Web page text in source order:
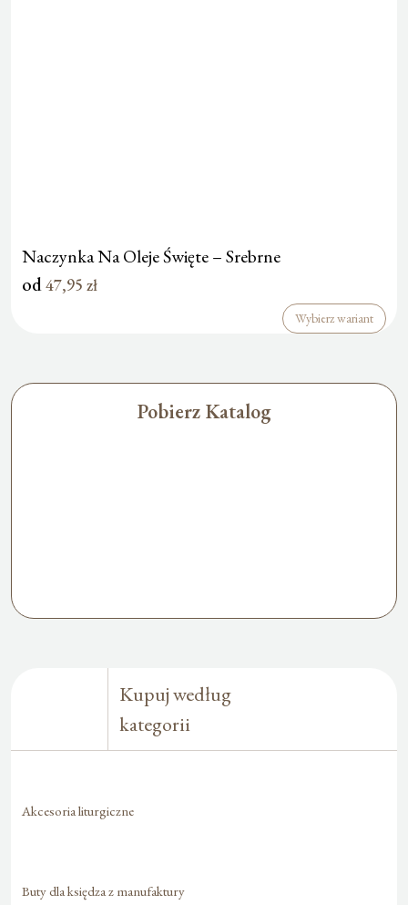
Naczynka Na Oleje Święte – Srebrne
od47,95 zł
Wybierz wariant
Pobierz Katalog
Kupuj według
kategorii
Akcesoria liturgiczne
Buty dla księdza z manufaktury